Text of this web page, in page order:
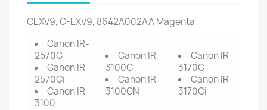
CEXV9, C-EXV9, 8642A002AA Magenta
Canon IR-
2570C
Canon IR-
2570Ci
Canon IR-
3100
Canon IR-
3100C
Canon IR-
3100CN
Canon IR-
3170C
Canon IR-
3170Ci